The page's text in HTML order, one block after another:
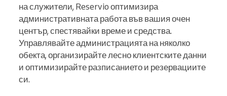
на служители, Reservio оптимизира
административната работа във вашия очен
център, спестявайки време и средства.
Управлявайте администрацията на няколко
обекта, организирайте лесно клиентските данни
и оптимизирайте разписанието и резервациите
си.